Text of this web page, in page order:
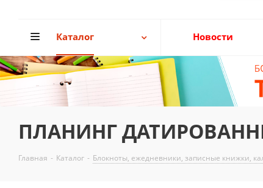
Каталог Новости
ПЛАНИНГ
Главная - Каталог - Блокноты, ежедневники, записные книжки,